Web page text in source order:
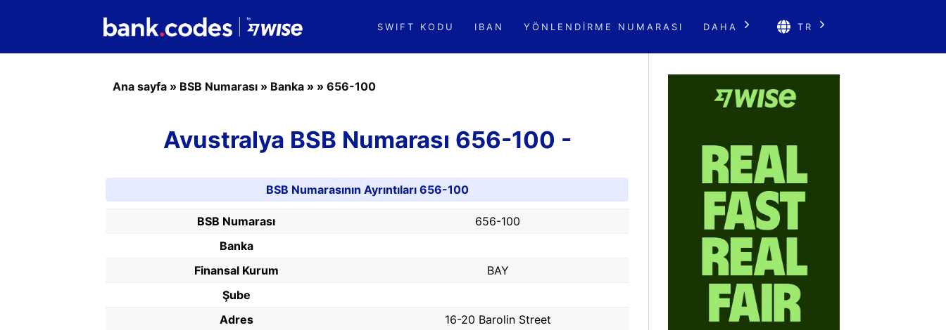
SWIFT KODU IBAN YÖNLENDIRME NUMARASI DAHA TR
Ana sayfa » BSB Numarası » Banka » » 656-100
Avustralya BSB Numarası 656-100 -
BSB Numarasının Ayrıntıları 656-100
BSB Numarası
656-100
Banka
Finansal Kurum
BAY
Şube
Adres
16-20 Barolin Street